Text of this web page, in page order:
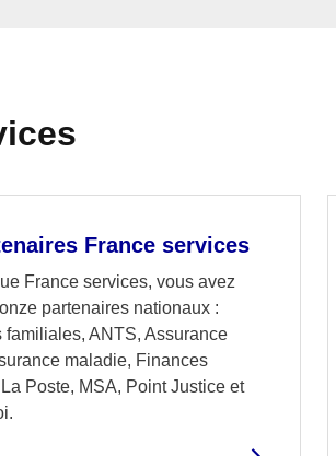
France services
France services, vous avez
partenaires nationaux :
familiales, ANTS, Assurance
maladie, Finances
Poste, MSA, Point Justice et